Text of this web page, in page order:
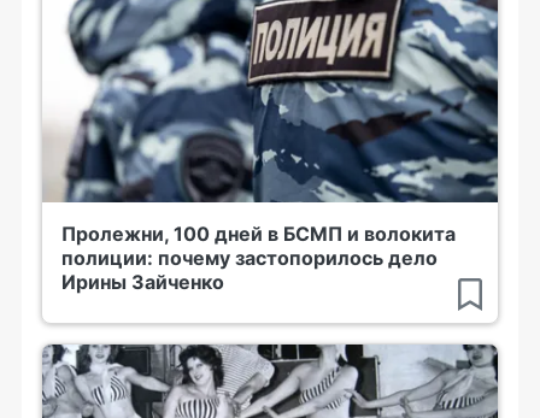
Пролежни, 100 дней в БСМП и волокита
полиции: почему застопорилось дело
Ирины Зайченко